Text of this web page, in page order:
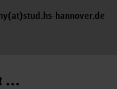
hannover.de
...